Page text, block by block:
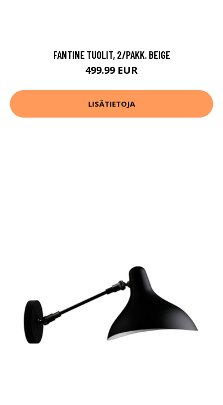
FANTINE TUOLIT, 2/PAKK. BEIGE
499.99 EUR
LISÄTIETOJA